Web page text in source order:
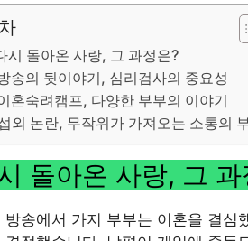
시 돌아온 사랑, 그 과정은?
송의 뒷이야기, 심리검사의 중요성
혼숙려캠프, 다양한 부부의 이야기
외 논란, 무작위가 가져오는 소통의
돌아온 사랑, 그 과
방송에서 가지 부부는 이혼을 결심